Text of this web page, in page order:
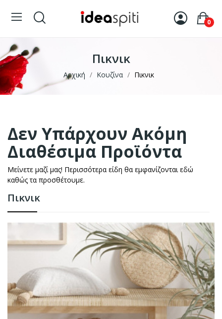
0
Πικνικ
Αρχική Κουζίνα Πικνικ
Πικνικ
Δεν Υπάρχουν Ακόμη
Διαθέσιμα Προϊόντα
Μείνετε μαζί μας! Περισσότερα είδη θα εμφανίζονται εδώ
καθώς τα προσθέτουμε.